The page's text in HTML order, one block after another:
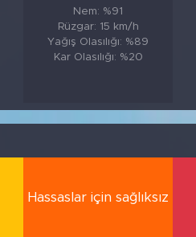
Nem: %91
Rüzgar: 15 km/h
Yağış Olasılığı: %89
Kar Olasılığı: %20
Hassaslar için sağlıksız